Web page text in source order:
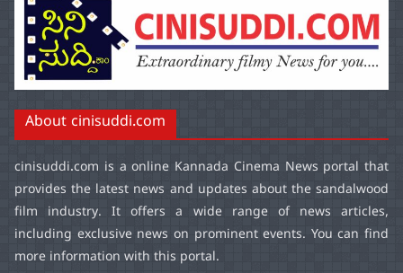
About cinisuddi.com
cinisuddi.com is a online Kannada Cinema News portal that
provides the latest news and updates about the sandalwood
film industry. It offers a wide range of news articles,
including exclusive news on prominent events. You can find
more information with this portal.